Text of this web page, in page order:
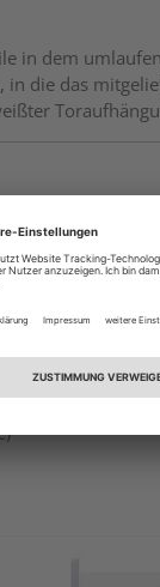
in dem
die das